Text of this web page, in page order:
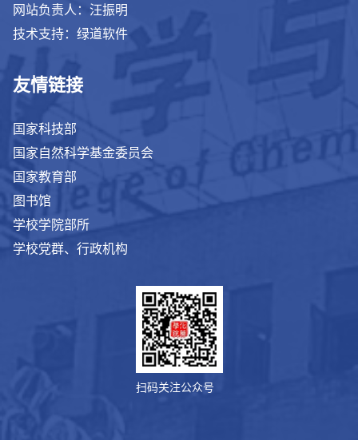
网站负责人：汪振明
技术支持：绿道软件
友情链接
国家科技部
国家自然科学基金委员会
国家教育部
图书馆
学校学院部所
学校党群、行政机构
扫码关注公众号